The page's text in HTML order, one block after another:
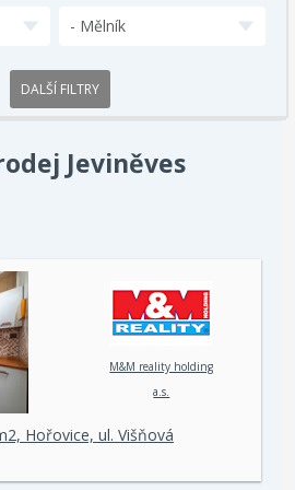
- Mělník
DALŠÍ FILTRY
Jeviněves
M&M reality holding
a.s.
Hořovice, ul. Višňová